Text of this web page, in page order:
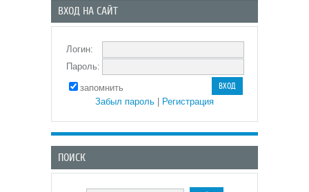
ВХОД НА САЙТ
Логин:
Пароль:
запомнить
Забыл пароль
Регистрация
ПОИСК